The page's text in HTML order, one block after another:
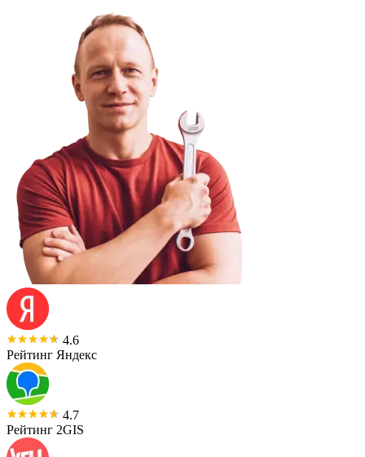
4.6
Рейтинг Яндекс
4.7
Рейтинг 2GIS